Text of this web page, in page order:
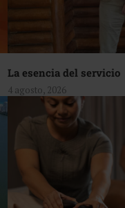
La esencia del servicio
4 agosto, 2026